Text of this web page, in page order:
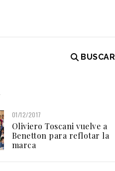
BUSCAR
01/12/2017
Oliviero Toscani vuelve a
Benetton para reflotar la
marca